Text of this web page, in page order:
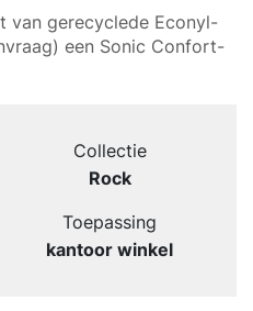
van gerecyclede Econyl-
een Sonic Confort-
Collectie
Rock
Toepassing
kantoor winkel